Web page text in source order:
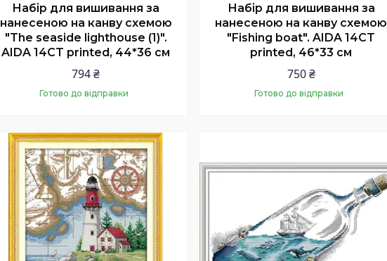
Набір для вишивання за
нанесеною на канву схемою
"The seaside lighthouse (1)".
AIDA 14CT printed, 44*36 см
794 ₴
Готово до відправки
Купити
Набір для вишивання за
нанесеною на канву схемою
"Fishing boat". AIDA 14CT
printed, 46*33 см
750 ₴
Готово до відправки